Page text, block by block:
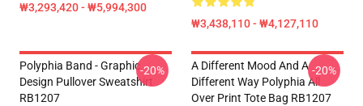
₩3,293,420 - ₩5,994,300
₩3,438,110 - ₩4,127,110
Polyphia Band - Graphic
Design Pullover Sweatshirt
RB1207
-20%
A Different Mood And A
Different Way Polyphia All
Over Print Tote Bag RB1207
-20%